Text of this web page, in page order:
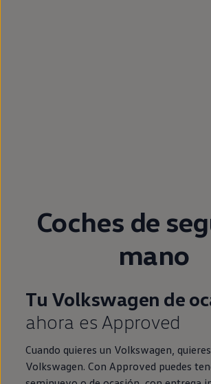
Coches de
mano
Tu Volkswagen de
ahora es Approved
Cuando quieres un Volkswagen,
Volkswagen. Con Approved puedes